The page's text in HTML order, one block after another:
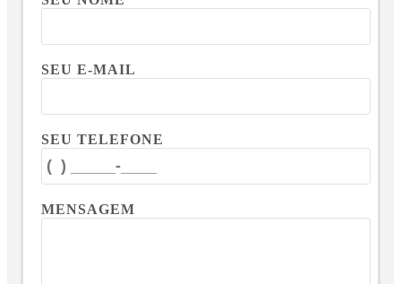
SEU E-MAIL
SEU TELEFONE
MENSAGEM